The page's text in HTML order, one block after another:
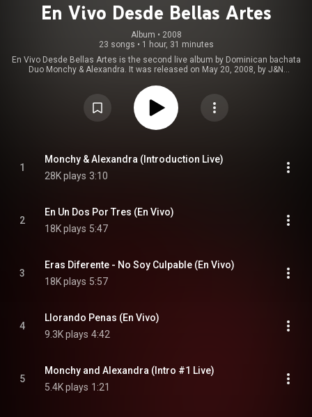
En Vivo Desde Bellas Artes
Album • 2008
23 songs • 1 hour, 31 minutes
En Vivo Desde Bellas Artes is the second live album by Dominican bachata
Duo Monchy & Alexandra. It was released on May 20, 2008, by J&N
concert in a venue called Bellas Artes in Puerto Rico. A concert film was
also released on DVD. From Wikipedia (
https://en.wikipedia.org/wiki/En_Vivo...) under Creative Commons
Attribution CC-BY-SA 3.0 (
https://creativecommons.org/licenses/...
1
Monchy & Alexandra (Introduction Live)
28K plays 3:10
2
En Un Dos Por Tres (En Vivo)
18K plays 5:47
3
Eras Diferente - No Soy Culpable (En Vivo)
18K plays 5:57
4
Llorando Penas (En Vivo)
9.3K plays 4:42
5
Monchy and Alexandra (Intro #1 Live)
5.4K plays 1:21